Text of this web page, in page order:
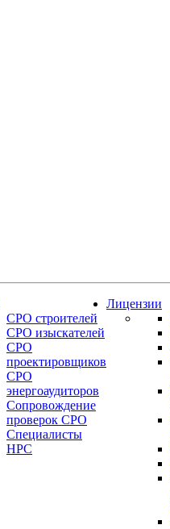
СРО строителей
СРО изыскателей
СРО
проектировщиков
СРО
энергоаудиторов
Сопровождение
проверок СРО
Специалисты
НРС
Лицензии